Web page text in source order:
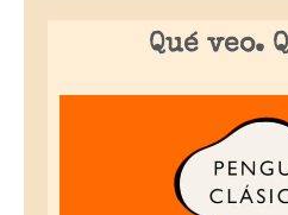
Qué veo.